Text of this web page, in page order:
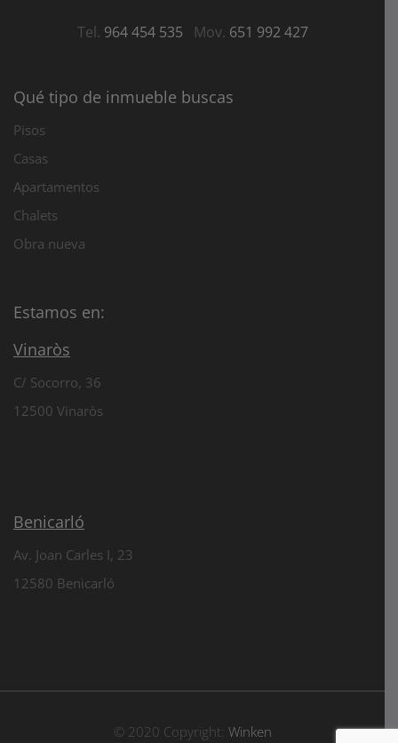
Tel. 964 454 535 Mov. 651 992 427
Qué tipo de inmueble buscas
Pisos
Casas
Apartamentos
Chalets
Obra nueva
Estamos en:
Vinaròs
C/ Socorro, 36
12500 Vinaròs
Benicarló
Av. Joan Carles I, 23
12580 Benicarló
© 2020 Copyright: Winken